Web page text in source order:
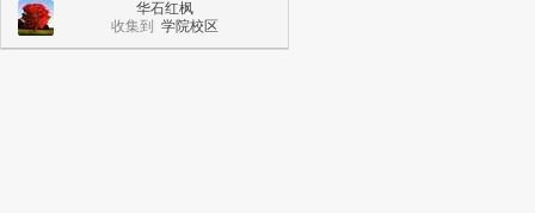
华石红枫
收集到学院校区